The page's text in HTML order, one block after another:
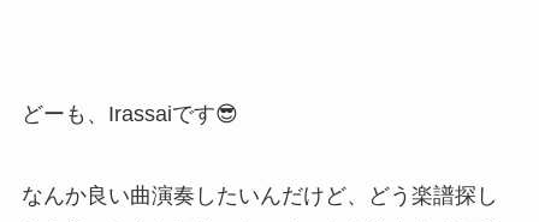
どーも、Irassaiです😎
なんか良い曲演奏したいんだけど、どう楽譜探し